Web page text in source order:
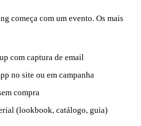
começa com um evento. Os mais
com captura de email
no site ou em campanha
compra
(lookbook, catálogo, guia)